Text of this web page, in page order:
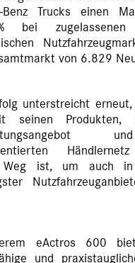
Benz Trucks einen
bei
von 6.829
unterstreicht
seinen Produkten,
Weg ist, um auch
eActros 600
und